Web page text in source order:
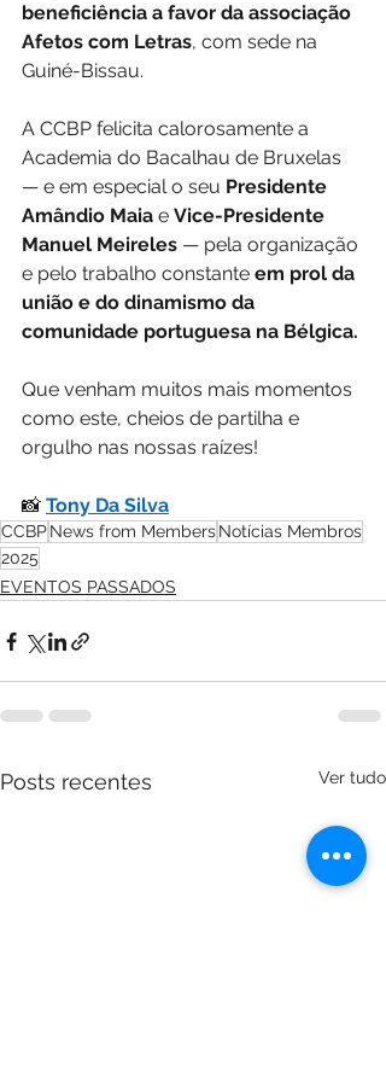
beneficiência a favor da associação
Afetos com Letras, com sede na
Guiné-Bissau.
A CCBP felicita calorosamente a
Academia do Bacalhau de Bruxelas
— e em especial o seu Presidente
Amândio Maia e Vice-Presidente
Manuel Meireles — pela organização
e pelo trabalho constante em prol da
união e do dinamismo da
comunidade portuguesa na Bélgica.
Que venham muitos mais momentos
como este, cheios de partilha e
orgulho nas nossas raízes!
📸 Tony Da Silva
CCBPNews from MembersNotícias Membros
2025
EVENTOS PASSADOS
Posts recentes Ver tudo